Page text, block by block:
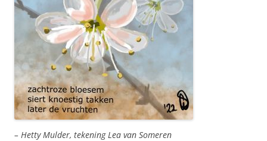
– Hetty Mulder, tekening Lea van Someren